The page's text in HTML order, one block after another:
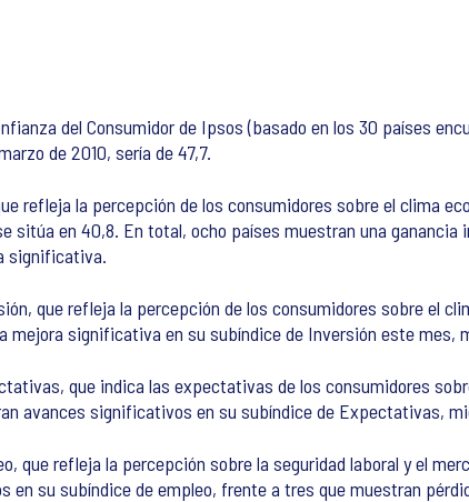
del Consumidor de Ipsos (basado en los 30 países
de 2010, sería de 47,7.
refleja la percepción de los consumidores sobre el clima
sitúa en 40,8. En total, ocho países muestran una
significativa.
que refleja la percepción de los consumidores sobre el
mejora significativa en su subíndice de Inversión este
que indica las expectativas de los consumidores
avances significativos en su subíndice de Expectativas,
que refleja la percepción sobre la seguridad laboral y el
en su subíndice de empleo, frente a tres que muestran